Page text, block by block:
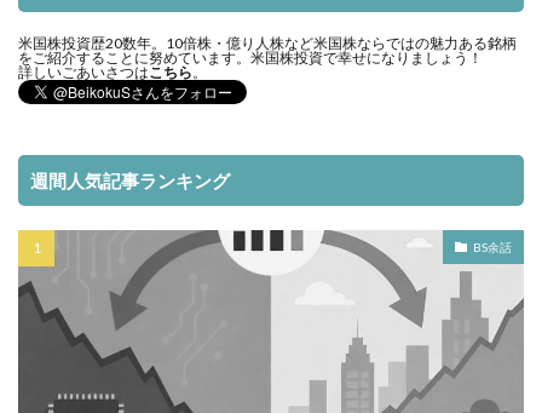
米国株投資歴20数年。10倍株・億り人株など米国株ならではの魅力ある銘柄
をご紹介することに努めています。米国株投資で幸せになりましょう！
詳しいごあいさつはこちら。
週間人気記事ランキング
BS余話